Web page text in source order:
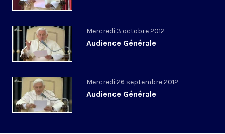
Mercredi 3 octobre 2012
Audience Générale
Mercredi 26 septembre 2012
Audience Générale